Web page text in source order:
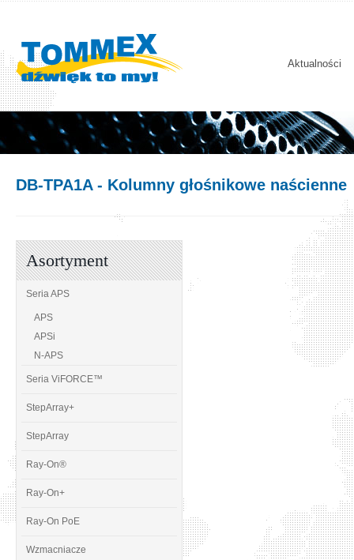
Aktualności
DB-TPA1A- Kolumny głośnikowe naścienne
Asortyment
Seria APS
APS
APSi
N-APS
Seria ViFORCE™
StepArray+
StepArray
Ray-On®
Ray-On+
Ray-On PoE
Wzmacniacze